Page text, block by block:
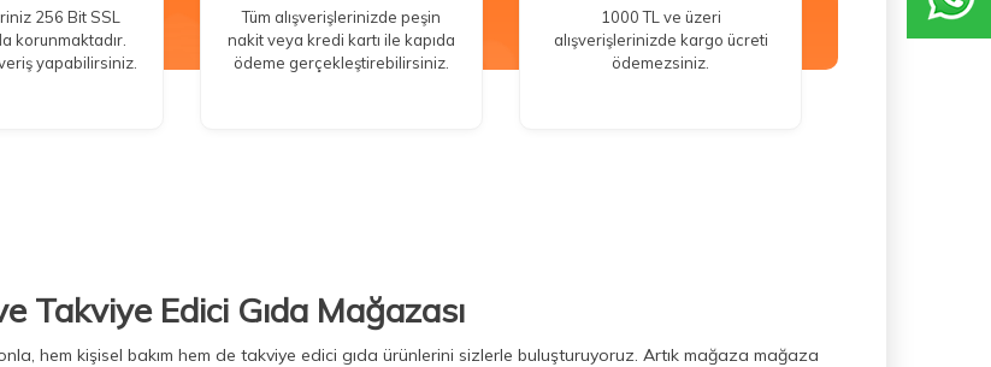
256 Bit SSL
korunmaktadır.
yapabilirsiniz.
Tüm alışverişlerinizde peşin
nakit veya kredi kartı ile kapıda
ödeme gerçekleştirebilirsiniz.
1000 TL ve üzeri
alışverişlerinizde kargo ücreti
ödemezsiniz.
Takviye Edici Gıda Mağazası
hem kişisel bakım hem de takviye edici gıda ürünlerini sizlerle buluşturuyoruz. Artık mağaza mağaza